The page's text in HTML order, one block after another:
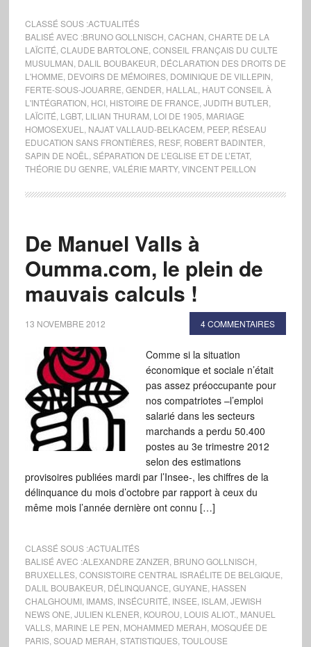
CLASSÉ SOUS :ACTUALITÉS
BALISÉ AVEC :BRUNO GOLLNISCH CACHAN CHARTE DE LA
LAÏCITÉ CLAUDE BARTOLONE CONSEIL FRANÇAIS DU CULTE
MUSULMAN DALIL BOUBAKEUR DÉCLARATION DES DROITS DE
L'HOMME DEVOIRS DE MÉMOIRES, DOMINIQUE DE VILLEPIN
FERTE-SOUS-JOUARRE GENDER HALLAL
HAUT CONSEIL À
L'INTÉGRATION HCI, HISTOIRE DE FRANCE JUDITH BUTLER
LAÏCITÉ LGBT, LILIAN THURAM LOI DE 1905 MARIAGE
HOMOSEXUEL
NAJAT VALLAUD-BELKACEM PEEP, RÉSEAU
EDUCATION SANS FRONTIÈRES, RESF, ROBERT BADINTER
SAPIN DE NOËL
SÉPARATION DE L’EGLISE ET DE L’ETAT,
THÉORIE DU GENRE VALÉRIE MARTY, VINCENT PEILLON
De Manuel Valls à
Oumma.com, le plein de
mauvais calculs !
13 NOVEMBRE 2012 4 COMMENTAIRES
Comme si la situation
économique et sociale n’était
pas assez préoccupante pour
nos compatriotes –l’emploi
salarié dans les secteurs
marchands a perdu 50.400
postes au 3e trimestre 2012
selon des estimations
provisoires publiées mardi par l’Insee-, les chiffres de la
délinquance du mois d’octobre par rapport à ceux du
même mois l’année dernière ont connu […]
CLASSÉ SOUS :ACTUALITÉS
BALISÉ AVEC :ALEXANDRE ZANZER BRUNO GOLLNISCH
BRUXELLES, CONSISTOIRE CENTRAL ISRAÉLITE DE BELGIQUE
DALIL BOUBAKEUR DÉLINQUANCE GUYANE HASSEN
CHALGHOUMI, IMAMS, INSÉCURITÉ INSEE ISLAM JEWISH
NEWS ONE JULIEN KLENER KOUROU LOUIS ALIOT. MANUEL
VALLS, MARINE LE PEN MOHAMMED MERAH MOSQUÉE DE
PARIS, SOUAD MERAH STATISTIQUES, TOULOUSE